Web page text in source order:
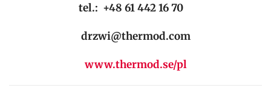
tel.: +48 61 442 16 70
drzwi@thermod.com
www.thermod.se/pl